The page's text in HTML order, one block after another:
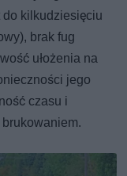
kilkudziesięciu
brak fug
ułożenia na
jego
czasu i